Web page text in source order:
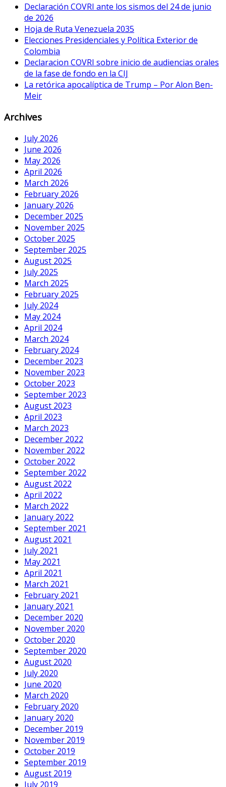
Declaración COVRI ante los sismos del 24 de junio
de 2026
Hoja de Ruta Venezuela 2035
Elecciones Presidenciales y Política Exterior de
Colombia
Declaracion COVRI sobre inicio de audiencias orales
de la fase de fondo en la CIJ
La retórica apocalíptica de Trump – Por Alon Ben-
Meir
Archives
July 2026
June 2026
May 2026
April 2026
March 2026
February 2026
January 2026
December 2025
November 2025
October 2025
September 2025
August 2025
July 2025
March 2025
February 2025
July 2024
May 2024
April 2024
March 2024
February 2024
December 2023
November 2023
October 2023
September 2023
August 2023
April 2023
March 2023
December 2022
November 2022
October 2022
September 2022
August 2022
April 2022
March 2022
January 2022
September 2021
August 2021
July 2021
May 2021
April 2021
March 2021
February 2021
January 2021
December 2020
November 2020
October 2020
September 2020
August 2020
July 2020
June 2020
March 2020
February 2020
January 2020
December 2019
November 2019
October 2019
September 2019
August 2019
July 2019